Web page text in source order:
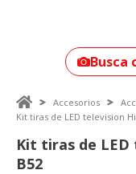
Busca
Accesorios
Kit tiras de LED television
Kit tiras de LED
B52